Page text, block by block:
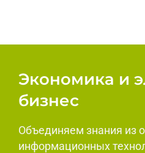
Экономика и
бизнес
Объединяем знания из
информационных